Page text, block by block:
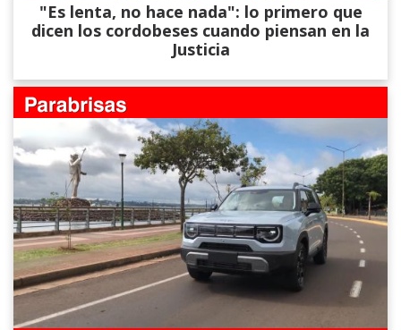
"Es lenta, no hace nada": lo primero que
dicen los cordobeses cuando piensan en la
Justicia